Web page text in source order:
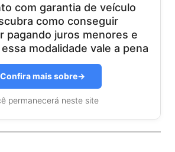
com garantia de veículo
como conseguir
pagando juros menores e
modalidade vale a pena
Confira mais sobre→
permanecerá neste site